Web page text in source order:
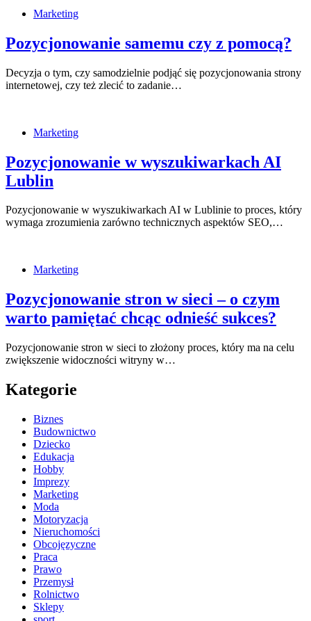
Marketing
Pozycjonowanie samemu czy z pomocą?
Decyzja o tym, czy samodzielnie podjąć się pozycjonowania strony
internetowej, czy też zlecić to zadanie…
Marketing
Pozycjonowanie w wyszukiwarkach AI
Lublin
Pozycjonowanie w wyszukiwarkach AI w Lublinie to proces, który
wymaga zrozumienia zarówno technicznych aspektów SEO,…
Marketing
Pozycjonowanie stron w sieci – o czym
warto pamiętać chcąc odnieść sukces?
Pozycjonowanie stron w sieci to złożony proces, który ma na celu
zwiększenie widoczności witryny w…
Kategorie
Biznes
Budownictwo
Dziecko
Edukacja
Hobby
Imprezy
Marketing
Moda
Motoryzacja
Nieruchomości
Obcojęzyczne
Praca
Prawo
Przemysł
Rolnictwo
Sklepy